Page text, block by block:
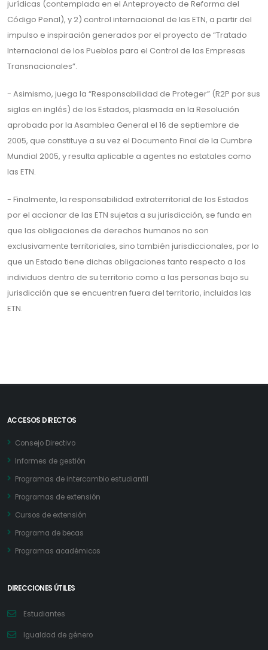
jurídicas (contemplada en el Anteproyecto de Reforma del
Código Penal), y 2) control internacional de las ETN, a partir del
impulso e inspiración generados por el proyecto de “Tratado
Internacional de los Pueblos para el Control de las Empresas
Transnacionales”.
- Asimismo, juega la “Responsabilidad de Proteger” (R2P por sus
siglas en inglés) de los Estados, plasmada en la Resolución
aprobada por la Asamblea General el 16 de septiembre de
2005, que constituye a su vez el Documento Final de la Cumbre
Mundial 2005, y resulta aplicable a agentes no estatales como
las ETN.
- Finalmente, la responsabilidad extraterritorial de los Estados
por el accionar de las ETN sujetas a su jurisdicción, se funda en
que las obligaciones de derechos humanos no son
exclusivamente territoriales, sino también jurisdiccionales, por lo
que un Estado tiene dichas obligaciones tanto respecto a los
individuos dentro de su territorio como a las personas bajo su
jurisdicción que se encuentren fuera del territorio, incluidas las
ETN.
ACCESOS DIRECTOS
Consejo Directivo
Informes de gestión
Programas de intercambio estudiantil
Programas de extensión
Cursos de extensión
Programa de becas
Programas académicos
DIRECCIONES ÚTILES
Estudiantes
Igualdad de género